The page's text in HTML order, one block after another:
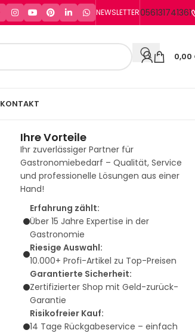
NEWSLETTER056131741361
0,00
KONTAKT
Ihre Vorteile
Ihr zuverlässiger Partner für
Gastronomiebedarf – Qualität, Service
und professionelle Lösungen aus einer
Hand!
Erfahrung zählt:
Über 15 Jahre Expertise in der
Gastronomie
Riesige Auswahl:
10.000+ Profi-Artikel zu Top-Preisen
Garantierte Sicherheit:
Zertifizierter Shop mit Geld-zurück-
Garantie
Risikofreier Kauf:
14 Tage Rückgabeservice – einfach